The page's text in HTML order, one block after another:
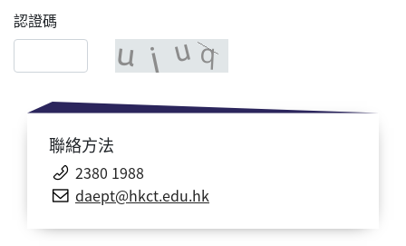
認證碼
聯絡方法
2380 1988
daept@hkct.edu.hk